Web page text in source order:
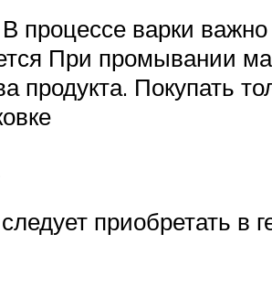
процессе варки
При промывании
Покупать
приобретать